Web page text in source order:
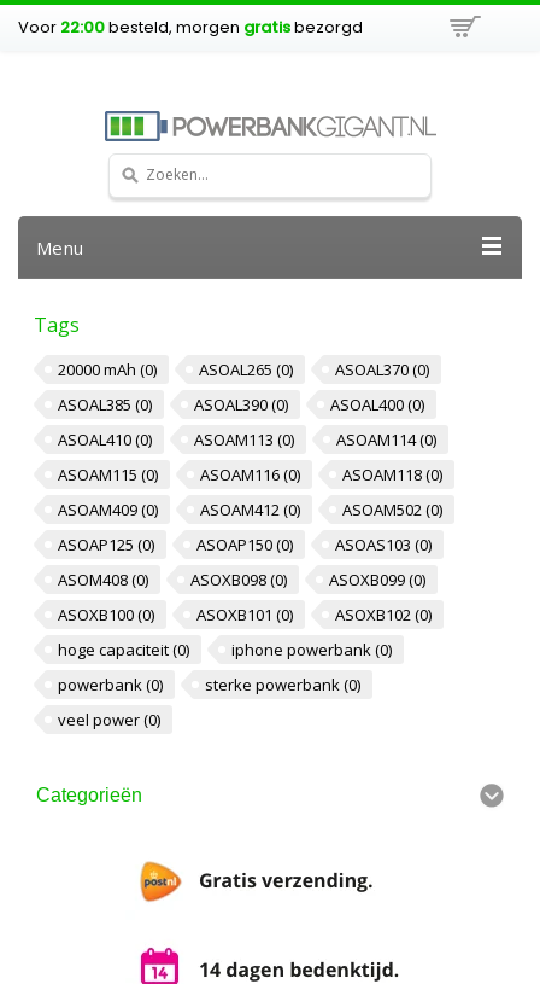
Voor 22:00besteld, morgen gratisbezorgd
Menu
Tags
20000 mAh (0) ASOAL265 (0) ASOAL370(0)
ASOAL385 (0) ASOAL390(0) ASOAL400(0)
ASOAL410(0) ASOAM113 (0) ASOAM114(0)
ASOAM115 (0) ASOAM116(0) ASOAM118(0)
ASOAM409(0) ASOAM412 (0) ASOAM502 (0)
ASOAP125 (0) ASOAP150(0) ASOAS103 (0)
ASOM408(0) ASOXB098(0) ASOXB099(0)
ASOXB100(0) ASOXB101 (0) ASOXB102 (0)
hoge capaciteit(0) iphone powerbank (0)
powerbank (0) sterke powerbank (0)
veel power(0)
Categorieën